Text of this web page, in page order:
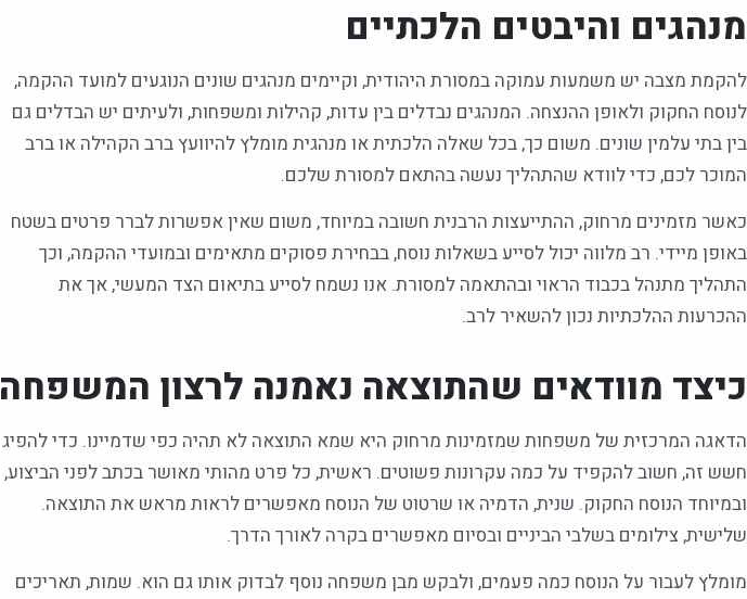
מנהגים והיבטים הלכתיים
להקמת מצבה יש משמעות עמוקה במסורת היהודית, וקיימים מנהגים שונים הנוגעים למועד ההקמה,
לנוסח החקוק ולאופן ההנצחה. המנהגים נבדלים בין עדות, קהילות ומשפחות, ולעיתים יש הבדלים גם
בין בתי עלמין שונים. משום כך, בכל שאלה הלכתית או מנהגית מומלץ להיוועץ ברב הקהילה או ברב
המוכר לכם, כדי לוודא שהתהליך נעשה בהתאם למסורת שלכם.
כאשר מזמינים מרחוק, ההתייעצות הרבנית חשובה במיוחד, משום שאין אפשרות לברר פרטים בשטח
באופן מיידי. רב מלווה יכול לסייע בשאלות נוסח, בבחירת פסוקים מתאימים ובמועדי ההקמה, וכך
התהליך מתנהל בכבוד הראוי ובהתאמה למסורת. אנו נשמח לסייע בתיאום הצד המעשי, אך את
ההכרעות ההלכתיות נכון להשאיר לרב.
כיצד מוודאים שהתוצאה נאמנה לרצון המשפחה
הדאגה המרכזית של משפחות שמזמינות מרחוק היא שמא התוצאה לא תהיה כפי שדמיינו. כדי להפיג
חשש זה, חשוב להקפיד על כמה עקרונות פשוטים. ראשית, כל פרט מהותי מאושר בכתב לפני הביצוע,
ובמיוחד הנוסח החקוק. שנית, הדמיה או שרטוט של הנוסח מאפשרים לראות מראש את התוצאה.
שלישית, צילומים בשלבי הביניים ובסיום מאפשרים בקרה לאורך הדרך.
מומלץ לעבור על הנוסח כמה פעמים, ולבקש מבן משפחה נוסף לבדוק אותו גם הוא. שמות, תאריכים